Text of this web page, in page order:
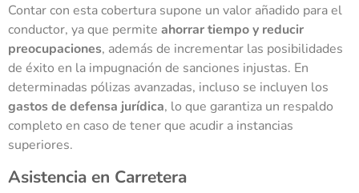
Contar con esta cobertura supone un valor añadido para el
conductor, ya que permite ahorrar tiempo y reducir
preocupaciones, además de incrementar las posibilidades
de éxito en la impugnación de sanciones injustas. En
determinadas pólizas avanzadas, incluso se incluyen los
gastos de defensa jurídica, lo que garantiza un respaldo
completo en caso de tener que acudir a instancias
superiores.
Asistencia en Carretera